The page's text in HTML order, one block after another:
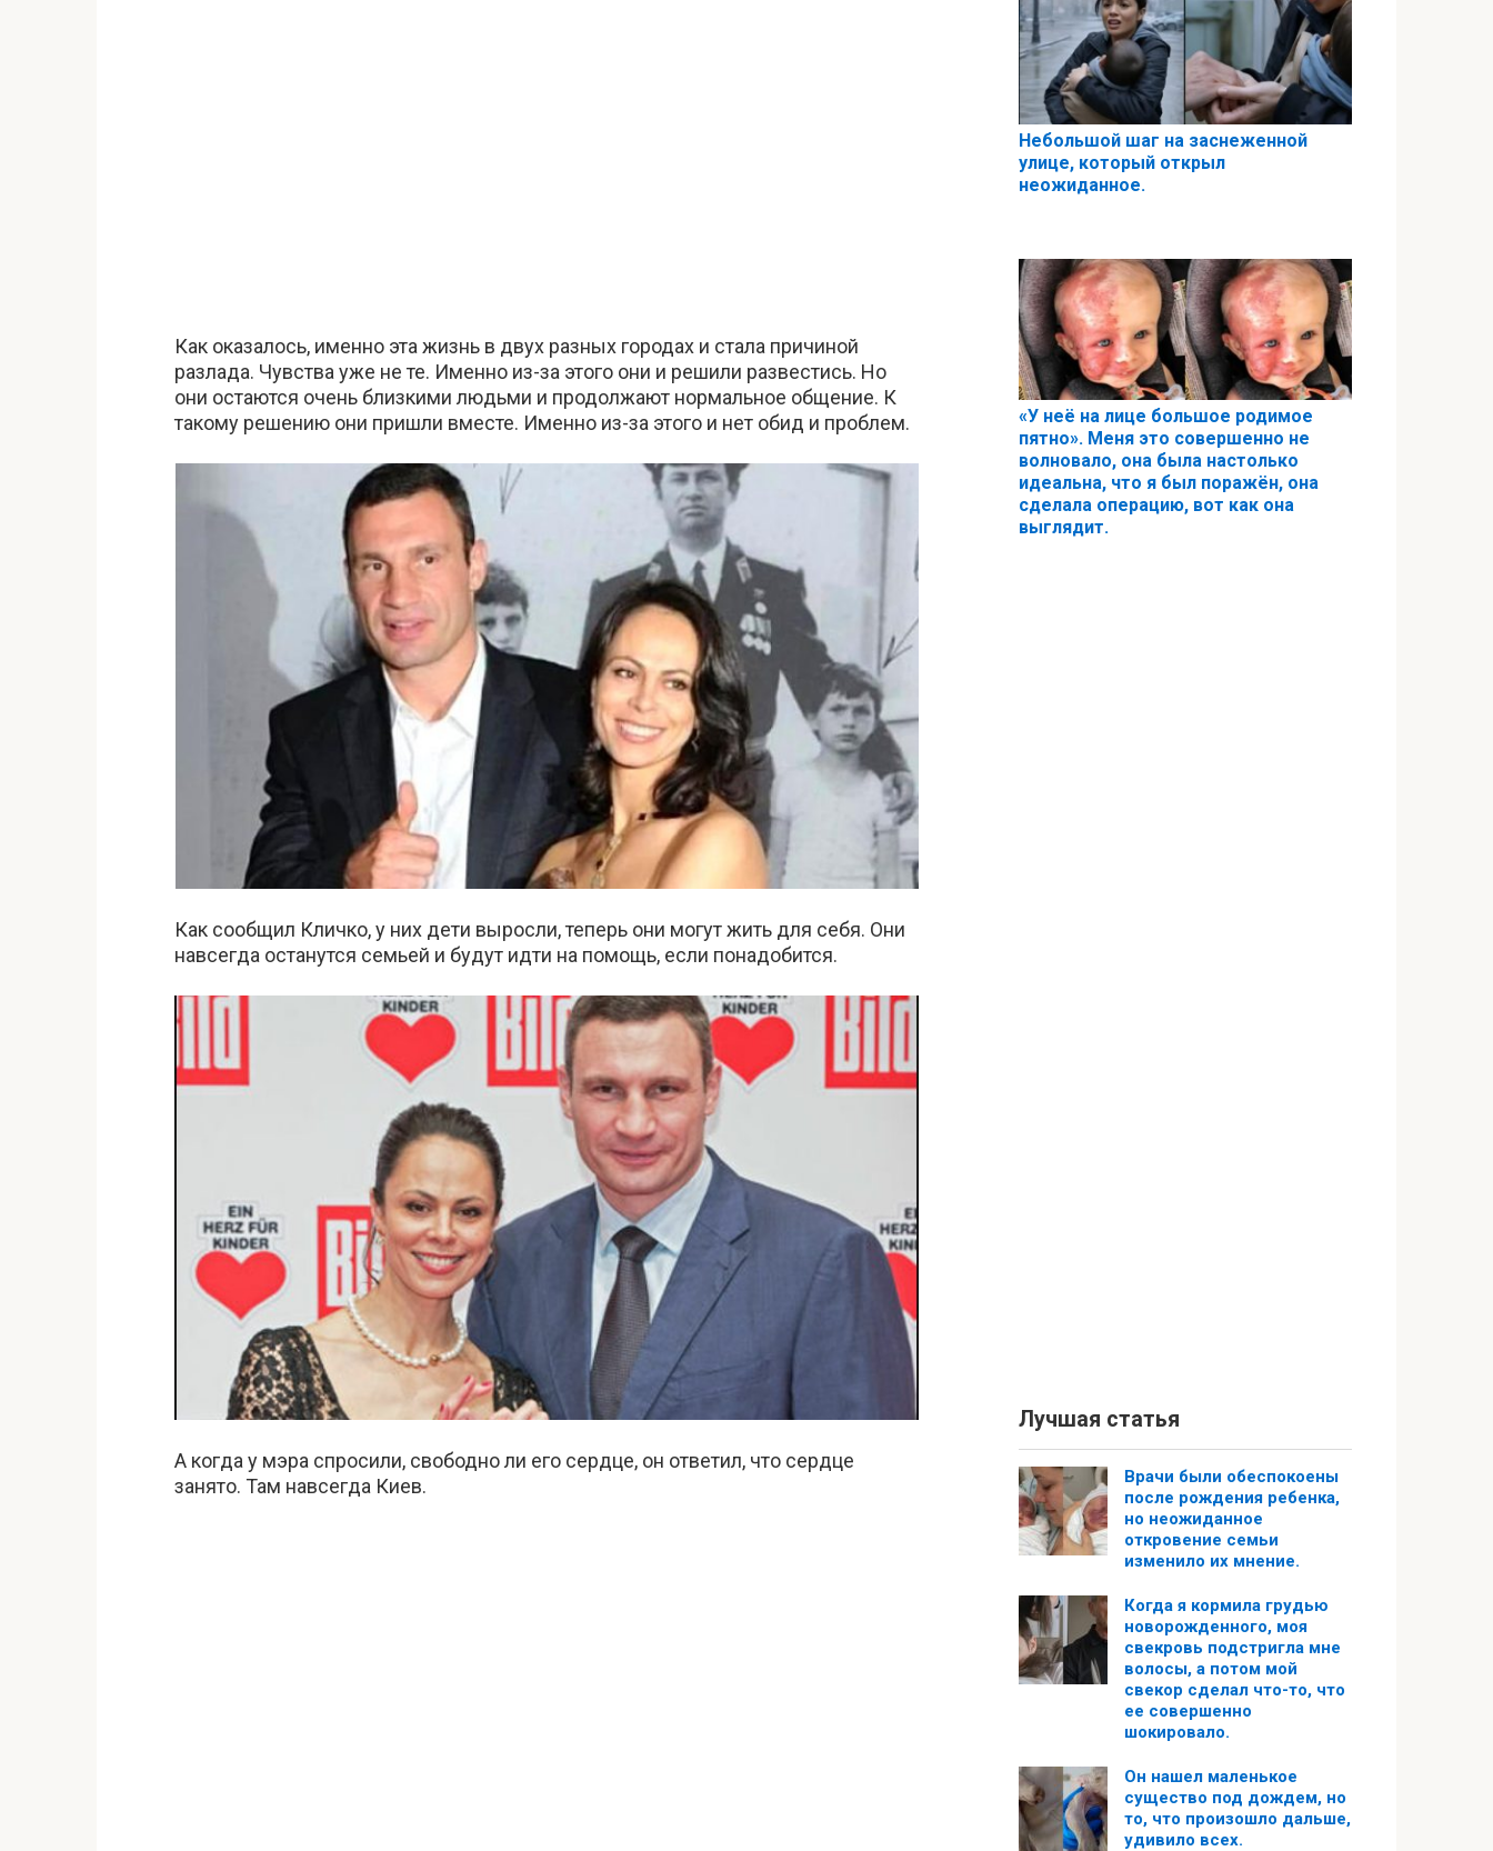
Как оказалось, именно эта жизнь в двух разных городах и стала причиной
разлада. Чувства уже не те. Именно из-за этого они и решили развестись. Но
они остаются очень близкими людьми и продолжают нормальное общение. К
такому решению они пришли вместе. Именно из-за этого и нет обид и проблем.
Как сообщил Кличко, у них дети выросли, теперь они могут жить для себя. Они
навсегда останутся семьей и будут идти на помощь, если понадобится.
А когда у мэра спросили, свободно ли его сердце, он ответил, что сердце
занято. Там навсегда Киев.
Небольшой шаг на заснеженной
улице, который открыл
неожиданное.
«У неё на лице большое родимое
пятно». Меня это совершенно не
волновало, она была настолько
идеальна, что я был поражён, она
сделала операцию, вот как она
выглядит.
Лучшая статья
Врачи были обеспокоены
после рождения ребенка,
но неожиданное
откровение семьи
изменило их мнение.
Когда я кормила грудью
новорожденного, моя
свекровь подстригла мне
волосы, а потом мой
свекор сделал что-то, что
ее совершенно
шокировало.
Он нашел маленькое
существо под дождем, но
то, что произошло дальше,
удивило всех.